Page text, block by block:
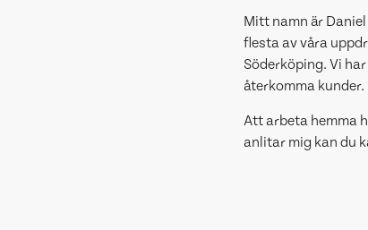
Mitt namn är
flesta av våra
Söderköping. Vi
återkomma
Att arbeta hemma
anlitar mig kan du